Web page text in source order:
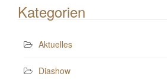
Kategorien
Aktuelles
Diashow